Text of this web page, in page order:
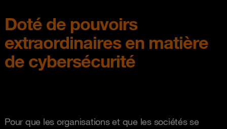
Doté de pouvoirs
extraordinaires en matière
de cybersécurité
Pour que les organisations et que les sociétés se